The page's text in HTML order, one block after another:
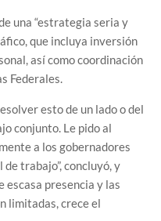
una “estrategia seria y
que incluya inversión
así como coordinación
Federales.
esto de un lado o del
conjunto. Le pido al
a los gobernadores
trabajo”, concluyó, y
escasa presencia y las
limitadas, crece el